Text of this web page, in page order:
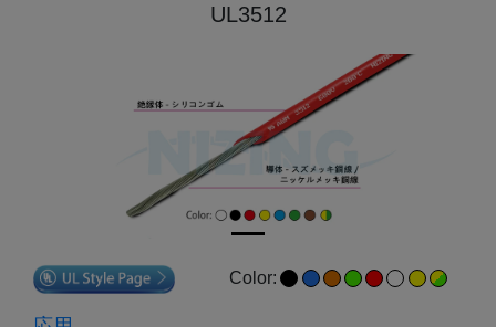
UL3512
Color: